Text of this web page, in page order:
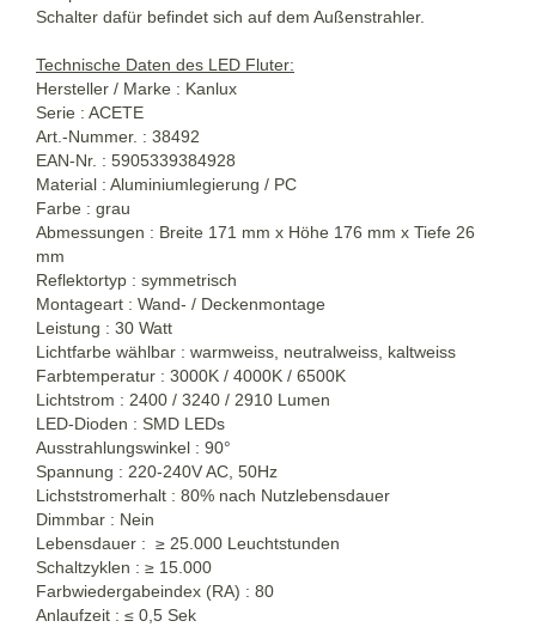
Schalter dafür befindet sich auf dem Außenstrahler.
Technische Daten des LED Fluter:
Hersteller / Marke : Kanlux
Serie : ACETE
Art.-Nummer. : 38492
EAN-Nr. : 5905339384928
Material : Aluminiumlegierung / PC
Farbe : grau
Abmessungen : Breite 171 mm x Höhe 176 mm x Tiefe 26
mm
Reflektortyp : symmetrisch
Montageart : Wand- / Deckenmontage
Leistung : 30 Watt
Lichtfarbe wählbar : warmweiss, neutralweiss, kaltweiss
Farbtemperatur : 3000K / 4000K / 6500K
Lichtstrom : 2400 / 3240 / 2910 Lumen
LED-Dioden : SMD LEDs
Ausstrahlungswinkel : 90°
Spannung : 220-240V AC, 50Hz
Lichststromerhalt : 80% nach Nutzlebensdauer
Dimmbar : Nein
Lebensdauer : ≥ 25.000 Leuchtstunden
Schaltzyklen : ≥ 15.000
Farbwiedergabeindex (RA) : 80
Anlaufzeit : ≤ 0,5 Sek